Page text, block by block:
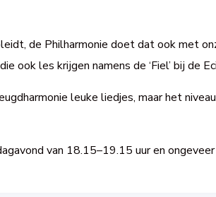
de Philharmonie doet dat ook met
ook les krijgen namens de ‘Fiel’ bij de
leuke liedjes, maar het
van 18.15–19.15 uur en